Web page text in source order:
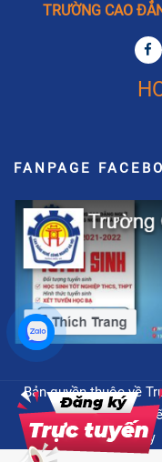
TRƯỜNG CAO
FANPAGE
Bản quyền thuộc về
Nội -
Privacy